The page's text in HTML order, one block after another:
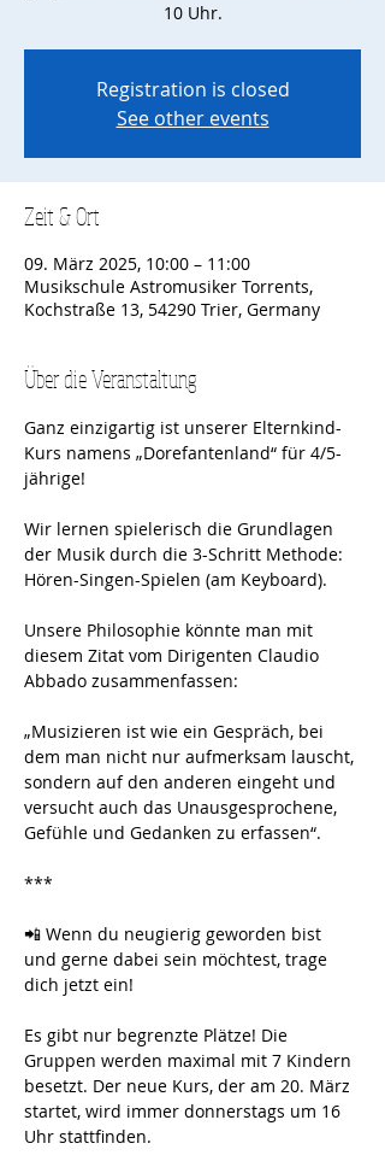
10 Uhr.
Registration is closed
See other events
Zeit & Ort
09. März 2025, 10:00 – 11:00
Musikschule Astromusiker Torrents,
Kochstraße 13, 54290 Trier, Germany
Über die Veranstaltung
Ganz einzigartig ist unserer Elternkind-
Kurs namens „Dorefantenland“ für 4/5-
jährige!
Wir lernen spielerisch die Grundlagen
der Musik durch die 3-Schritt Methode:
Hören-Singen-Spielen (am Keyboard).
Unsere Philosophie könnte man mit
diesem Zitat vom Dirigenten Claudio
Abbado zusammenfassen:
„Musizieren ist wie ein Gespräch, bei
dem man nicht nur aufmerksam lauscht,
sondern auf den anderen eingeht und
versucht auch das Unausgesprochene,
Gefühle und Gedanken zu erfassen“.
***
📲 Wenn du neugierig geworden bist
und gerne dabei sein möchtest, trage
dich jetzt ein!
Es gibt nur begrenzte Plätze! Die
Gruppen werden maximal mit 7 Kindern
besetzt. Der neue Kurs, der am 20. März
startet, wird immer donnerstags um 16
Uhr stattfinden.